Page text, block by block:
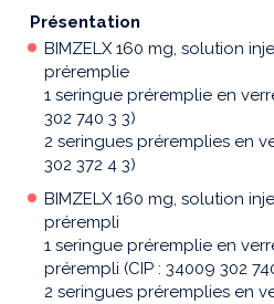
Présentation
BIMZELX 160 mg, solution
préremplie
1 seringue préremplie en
302 740 3 3)
2 seringues préremplies en
302 372 4 3)
BIMZELX 160 mg, solution
prérempli
1 seringue préremplie en
prérempli (CIP : 34009 302
2 seringues préremplies en